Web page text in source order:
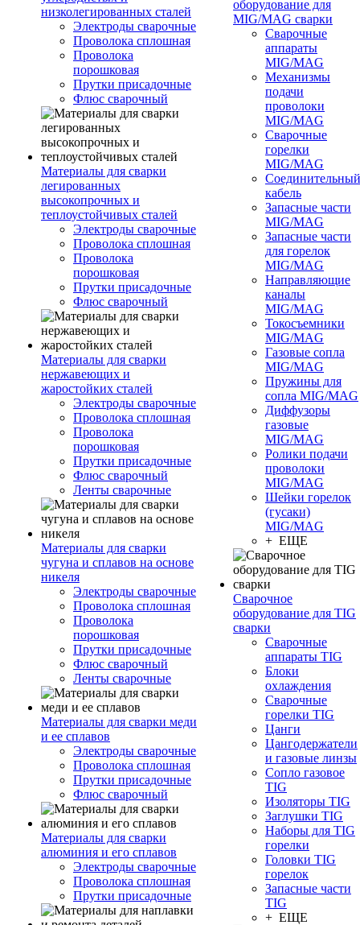
низколегированных сталей
Электроды сварочные
Проволока сплошная
Проволока
порошковая
Прутки присадочные
Флюс сварочный
Материалы для сварки
легированных
высокопрочных и
теплоустойчивых сталей
Электроды сварочные
Проволока сплошная
Проволока
порошковая
Прутки присадочные
Флюс сварочный
Материалы для сварки
нержавеющих и
жаростойких сталей
Электроды сварочные
Проволока сплошная
Проволока
порошковая
Прутки присадочные
Флюс сварочный
Ленты сварочные
Материалы для сварки
чугуна и сплавов на основе
никеля
Электроды сварочные
Проволока сплошная
Проволока
порошковая
Прутки присадочные
Флюс сварочный
Ленты сварочные
Материалы для сварки меди
и ее сплавов
Электроды сварочные
Проволока сплошная
Прутки присадочные
Флюс сварочный
Материалы для сварки
алюминия и его сплавов
Электроды сварочные
Проволока сплошная
Прутки присадочные
оборудование для
MIG/MAG сварки
Сварочные
аппараты
MIG/MAG
Механизмы
подачи
проволоки
MIG/MAG
Сварочные
горелки
MIG/MAG
Соединительный
кабель
Запасные части
MIG/MAG
Запасные части
для горелок
MIG/MAG
Направляющие
каналы
MIG/MAG
Токосъемники
MIG/MAG
Газовые сопла
MIG/MAG
Пружины для
сопла MIG/MAG
Диффузоры
газовые
MIG/MAG
Ролики подачи
проволоки
MIG/MAG
Шейки горелок
(гусаки)
MIG/MAG
+ ЕЩЕ
Сварочное
оборудование для TIG
сварки
Сварочные
аппараты TIG
Блоки
охлаждения
Сварочные
горелки TIG
Цанги
Цангодержатели
и газовые линзы
Сопло газовое
TIG
Изоляторы TIG
Заглушки TIG
Наборы для TIG
горелки
Головки TIG
горелок
Запасные части
TIG
+ ЕЩЕ